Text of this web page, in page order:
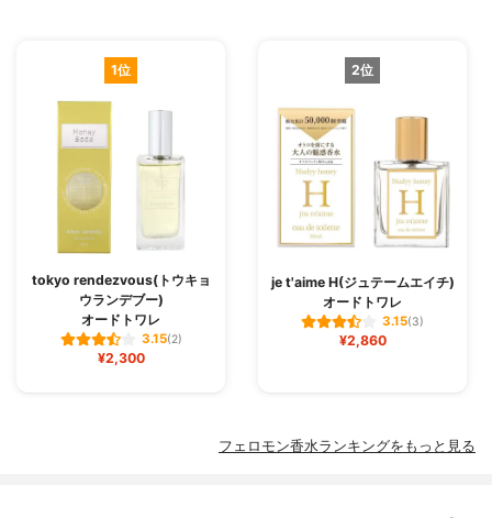
1位
tokyo rendezvous(トウキョ
ウランデブー)
オードトワレ
3.15(2)
¥2,300
2位
je t'aime H(ジュテームエイチ)
オードトワレ
3.15(3)
¥2,860
フェロモン香水ランキングをもっと見る